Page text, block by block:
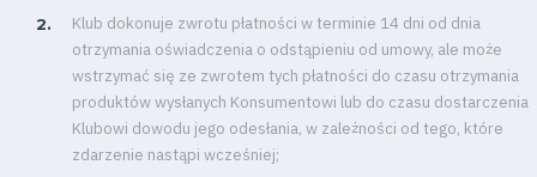
Klub dokonuje zwrotu płatności w terminie 14 dni od dnia
otrzymania oświadczenia o odstąpieniu od umowy, ale może
wstrzymać się ze zwrotem tych płatności do czasu otrzymania
produktów wysłanych Konsumentowi lub do czasu dostarczenia
Klubowi dowodu jego odesłania, w zależności od tego, które
zdarzenie nastąpi wcześniej;